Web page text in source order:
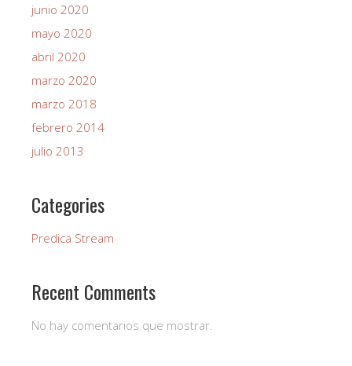
junio 2020
mayo 2020
abril 2020
marzo 2020
marzo 2018
febrero 2014
julio 2013
Categories
Predica Stream
Recent Comments
No hay comentarios que mostrar.